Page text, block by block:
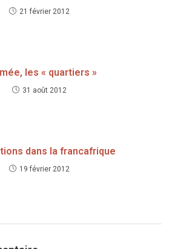
21 février 2012
les « quartiers »
31 août 2012
dans la francafrique
19 février 2012